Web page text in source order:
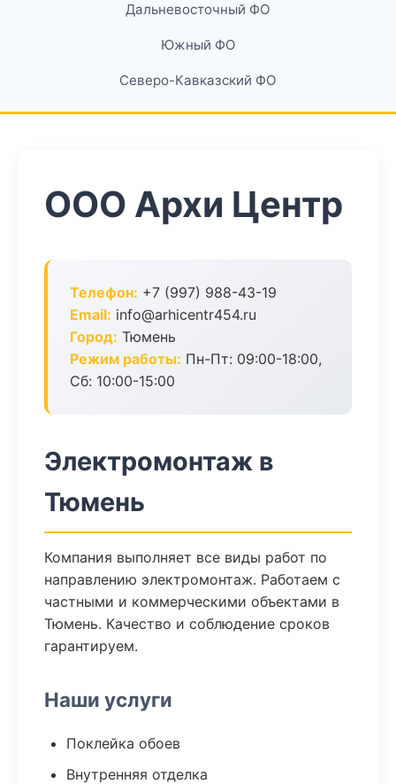
Дальневосточный ФО
Южный ФО
Северо-Кавказский ФО
ООО Архи Центр
Телефон: +7 (997) 988-43-19
Email: info@arhicentr454.ru
Город: Тюмень
Режим работы: Пн-Пт: 09:00-18:00,
Сб: 10:00-15:00
Электромонтаж в
Тюмень
Компания выполняет все виды работ по
направлению электромонтаж. Работаем с
частными и коммерческими объектами в
Тюмень. Качество и соблюдение сроков
гарантируем.
Наши услуги
Поклейка обоев
Внутренняя отделка